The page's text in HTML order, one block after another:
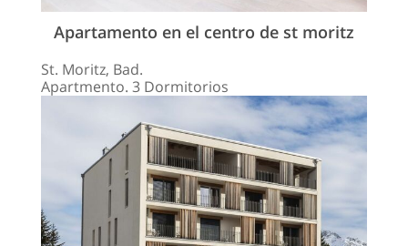
Apartamento en el centro de st moritz
St. Moritz, Bad.
Apartmento. 3 Dormitorios